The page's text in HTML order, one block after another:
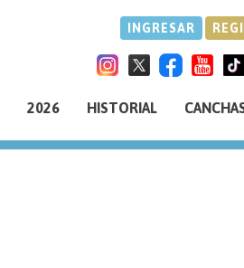
INGRESAR
2026 HISTORIAL